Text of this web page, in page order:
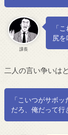
課長
「
尻を
二人の言い争いは
「こいつがサボ
だろ、俺だって行